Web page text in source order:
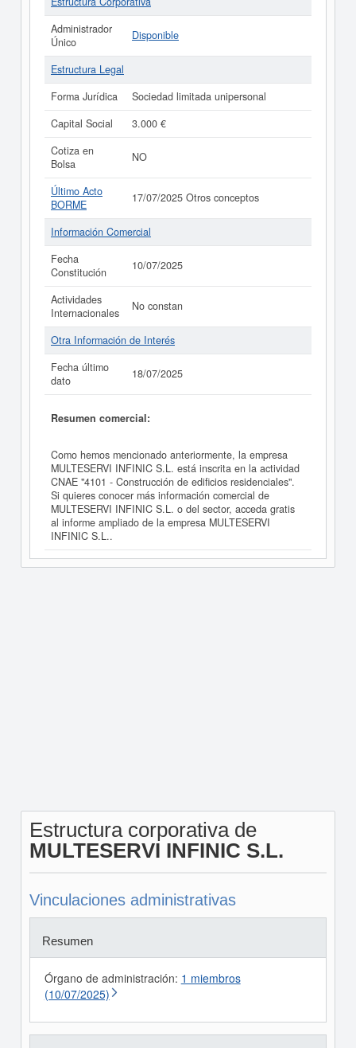
Administrador
Único
Disponible
Estructura Legal
Forma Jurídica
Sociedad limitada unipersonal
Capital Social
3.000 €
Cotiza en
Bolsa
NO
Último Acto
BORME
17/07/2025 Otros conceptos
Información Comercial
Fecha
Constitución
10/07/2025
Actividades
Internacionales
No constan
Otra Información de Interés
Fecha último
dato
18/07/2025
Resumen comercial:
Como hemos mencionado anteriormente, la empresa
MULTESERVI INFINIC S.L. está inscrita en la actividad
CNAE "4101 - Construcción de edificios residenciales".
Si quieres conocer más información comercial de
MULTESERVI INFINIC S.L. o del sector, acceda gratis
al informe ampliado de la empresa MULTESERVI
INFINIC S.L..
Estructura corporativa de
MULTESERVI INFINIC S.L.
Vinculaciones administrativas
Resumen
Órgano de administración: 1 miembros
(10/07/2025)